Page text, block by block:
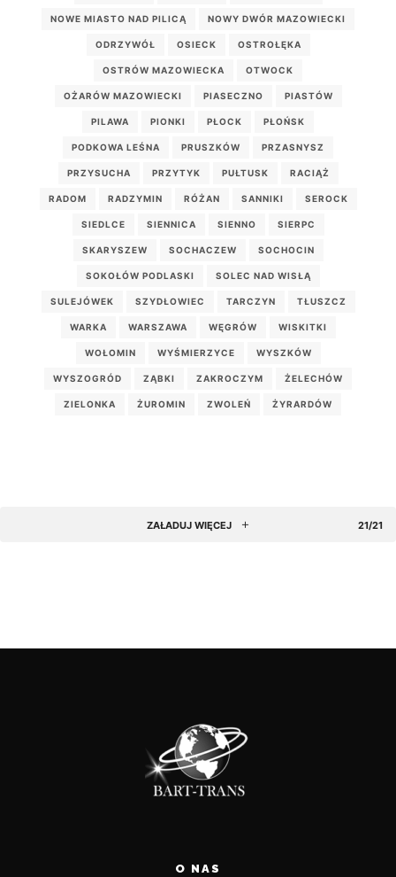
NOWE MIASTO NAD PILICĄ NOWY DWÓR MAZOWIECKI
ODRZYWÓŁ OSIECK OSTROŁĘKA
OSTRÓW MAZOWIECKA OTWOCK
OŻARÓW MAZOWIECKI PIASECZNO PIASTÓW
PILAWA PIONKI PŁOCK PŁOŃSK
PODKOWA LEŚNA PRUSZKÓW PRZASNYSZ
PRZYSUCHA PRZYTYK PUŁTUSK RACIĄŻ
RADOM RADZYMIN RÓŻAN SANNIKI SEROCK
SIEDLCE SIENNICA SIENNO SIERPC
SKARYSZEW SOCHACZEW SOCHOCIN
SOKOŁÓW PODLASKI SOLEC NAD WISŁĄ
SULEJÓWEK SZYDŁOWIEC TARCZYN TŁUSZCZ
WARKA WARSZAWA WĘGRÓW WISKITKI
WOŁOMIN WYŚMIERZYCE WYSZKÓW
WYSZOGRÓD ZĄBKI ZAKROCZYM ŻELECHÓW
ZIELONKA ŻUROMIN ZWOLEŃ ŻYRARDÓW
ZAŁADUJ WIĘCEJ 21/21
O NAS